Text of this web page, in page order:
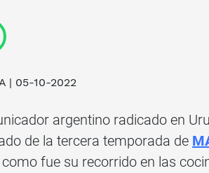
| 05-10-2022
argentino radicado en
de la tercera temporada de
fue su recorrido en las